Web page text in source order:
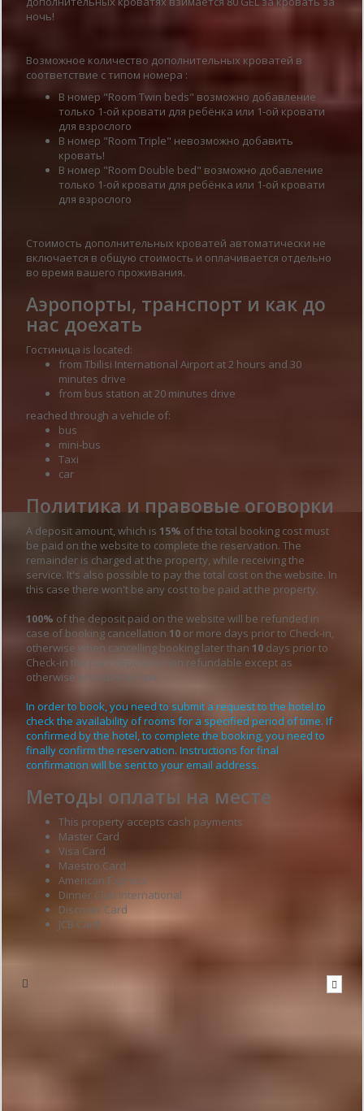
ночь!
Возможное количество дополнительных кроватей в
соответствие с типом номера :
В номер "Room Twin beds" возможно добавление
только 1-ой кровати для ребёнка или 1-ой кровати
для взрослого
В номер "Room Triple" невозможно добавить
кровать!
В номер "Room Double bed" возможно добавление
только 1-ой кровати для ребёнка или 1-ой кровати
для взрослого
Стоимость дополнительных кроватей автоматически не
включается в общую стоимость и оплачивается отдельно
во время вашего проживания.
Аэропорты, транспорт и как до
нас доехать
Гостиница is located:
from Tbilisi International Airport at 2 hours and 30
minutes drive
from bus station at 20 minutes drive
reached through a vehicle of:
bus
mini-bus
Taxi
car
Политика и правовые оговорки
A deposit amount, which is 15% of the total booking cost must
be paid on the website to complete the reservation. The
remainder is charged at the property, while receiving the
service. It's also possible to pay the total cost on the website. In
this case there won't be any cost to be paid at the property.
100% of the deposit paid on the website will be refunded in
case of booking cancellation 10 or more days prior to Check-in,
otherwise when cancelling booking later than 10 days prior to
Check-in the paid deposit is non refundable except as
otherwise provided by law.
In order to book, you need to submit a request to the hotel to
check the availability of rooms for a specified period of time. If
confirmed by the hotel, to complete the booking, you need to
finally confirm the reservation. Instructions for final
confirmation will be sent to your email address.
Методы оплаты на месте
This property accepts cash payments
Master Card
Visa Card
Maestro Card
American Express
Dinner Club International
Discover Card
JCB Card
Для отправки сообщения
необходима авторизация на